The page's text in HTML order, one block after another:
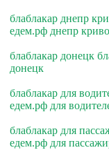
блаблакар днепр
едем.рф днепр
блаблакар донецк
донецк
блаблакар для
едем.рф для
блаблакар для
едем.рф для